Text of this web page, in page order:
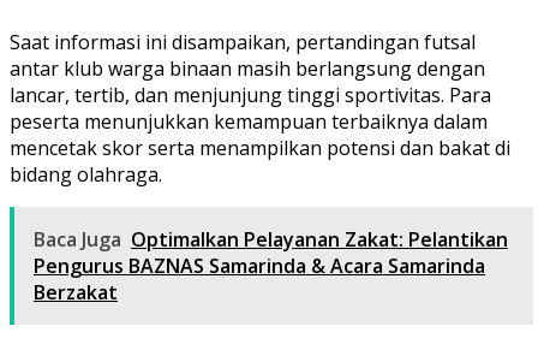
Saat informasi ini disampaikan, pertandingan futsal
antar klub warga binaan masih berlangsung dengan
lancar, tertib, dan menjunjung tinggi sportivitas. Para
peserta menunjukkan kemampuan terbaiknya dalam
mencetak skor serta menampilkan potensi dan bakat di
bidang olahraga.
Baca Juga Optimalkan Pelayanan Zakat: Pelantikan
Pengurus BAZNAS Samarinda & Acara Samarinda
Berzakat